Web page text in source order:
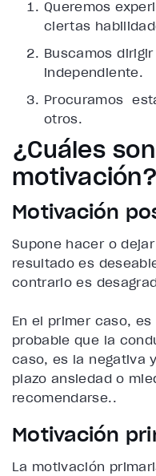
Queremos
ciertas
Buscamos
independiente.
Procuramos
otros.
¿Cuáles
motivación?
Motivación
Supone hacer o
resultado es
contrario es
En el primer caso,
probable que la
caso, es la negativa
plazo ansiedad o
recomendarse..
Motivación
La motivación